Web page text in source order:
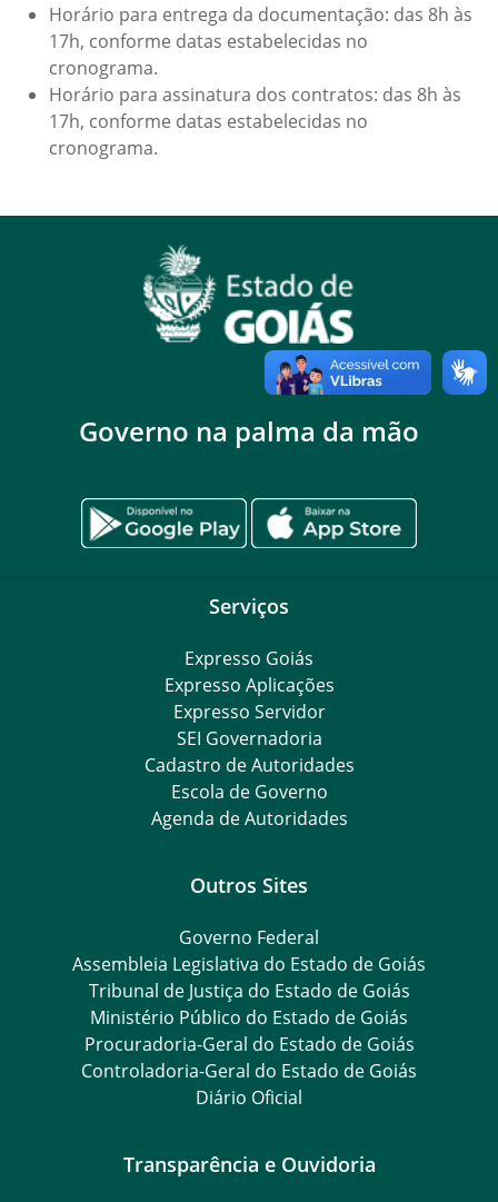
Horário para entrega da documentação: das 8h às
17h, conforme datas estabelecidas no
cronograma.
Horário para assinatura dos contratos: das 8h às
17h, conforme datas estabelecidas no
cronograma.
Governo na palma da mão
Serviços
Expresso Goiás
Expresso Aplicações
Expresso Servidor
SEI Governadoria
Cadastro de Autoridades
Escola de Governo
Agenda de Autoridades
Outros Sites
Governo Federal
Assembleia Legislativa do Estado de Goiás
Tribunal de Justiça do Estado de Goiás
Ministério Público do Estado de Goiás
Procuradoria-Geral do Estado de Goiás
Controladoria-Geral do Estado de Goiás
Diário Oficial
Transparência e Ouvidoria